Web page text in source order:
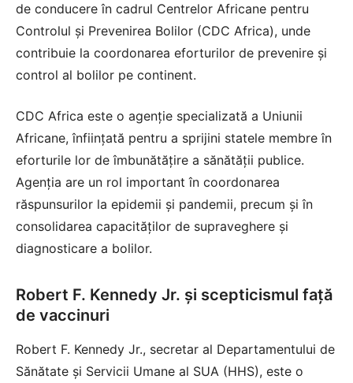
de conducere în cadrul Centrelor Africane pentru
Controlul și Prevenirea Bolilor (CDC Africa), unde
contribuie la coordonarea eforturilor de prevenire și
control al bolilor pe continent.
CDC Africa este o agenție specializată a Uniunii
Africane, înființată pentru a sprijini statele membre în
eforturile lor de îmbunătățire a sănătății publice.
Agenția are un rol important în coordonarea
răspunsurilor la epidemii și pandemii, precum și în
consolidarea capacităților de supraveghere și
diagnosticare a bolilor.
Robert F. Kennedy Jr. și scepticismul față
de vaccinuri
Robert F. Kennedy Jr., secretar al Departamentului de
Sănătate și Servicii Umane al SUA (HHS), este o